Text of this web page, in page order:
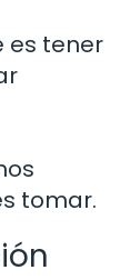
es tener
tomar.